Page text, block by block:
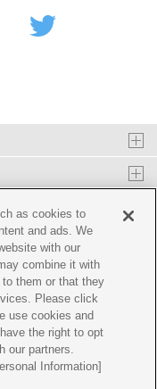
Cookie ポリシー
as cookies to
and ads. We
with our
combine it with
them or that they
Please click
use cookies and
the right to opt
our partners.
Information]